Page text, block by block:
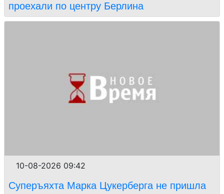
проехали по центру Берлина
10-08-2026 09:42
Суперъяхта Марка Цукерберга не пришла